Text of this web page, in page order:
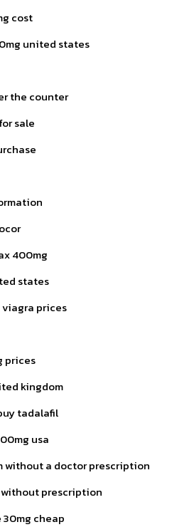
cost
united states
the counter
sale
400mg
states
prices
prices
kingdom
tadalafil
usa
without a doctor prescription
prescription
cheap